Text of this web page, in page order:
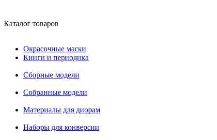
Каталог товаров
Окрасочные маски
Книги и периодика
Сборные модели
Собранные модели
Материалы для диорам
Наборы для конверсии